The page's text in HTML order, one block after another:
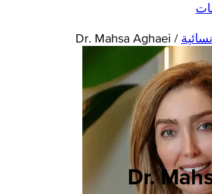
/
Dr. Mahsa Aghaei
Dr.